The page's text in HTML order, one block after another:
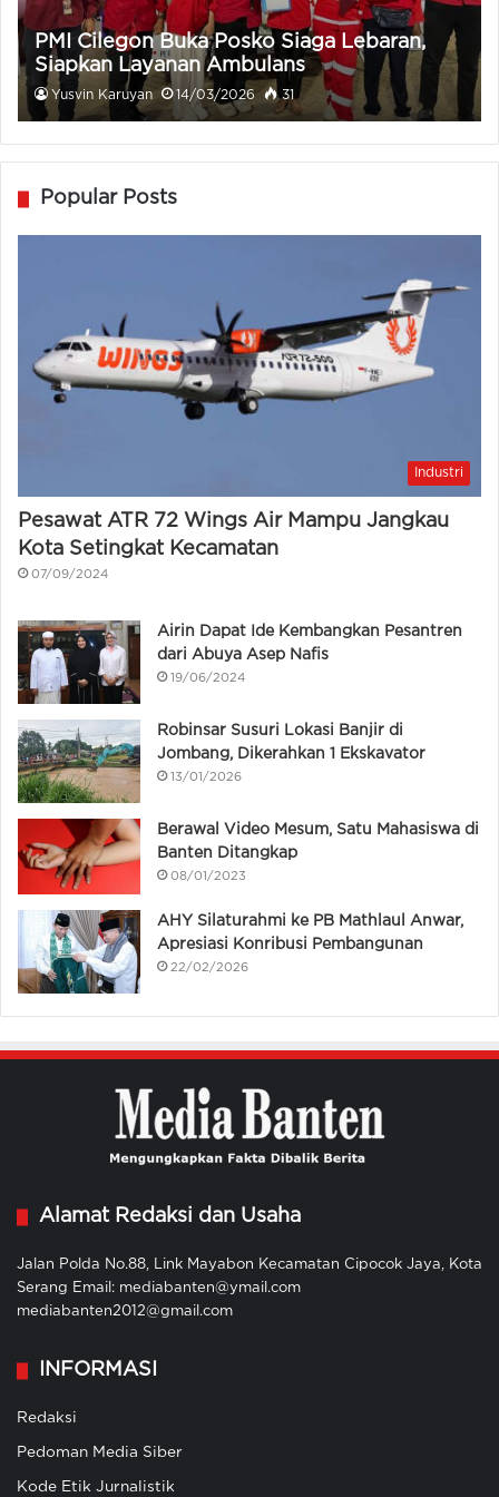
PMI Cilegon Buka Posko Siaga Lebaran,
Siapkan Layanan Ambulans
Yusvin Karuyan 14/03/2026 31
Popular Posts
Industri
Pesawat ATR 72 Wings Air Mampu Jangkau
Kota Setingkat Kecamatan
07/09/2024
Airin Dapat Ide Kembangkan Pesantren
dari Abuya Asep Nafis
19/06/2024
Robinsar Susuri Lokasi Banjir di
Jombang, Dikerahkan 1 Ekskavator
13/01/2026
Berawal Video Mesum, Satu Mahasiswa di
Banten Ditangkap
08/01/2023
AHY Silaturahmi ke PB Mathlaul Anwar,
Apresiasi Konribusi Pembangunan
22/02/2026
Alamat Redaksi dan Usaha
Jalan Polda No.88, Link Mayabon Kecamatan Cipocok Jaya, Kota
Serang Email: mediabanten@ymail.com
mediabanten2012@gmail.com
INFORMASI
Redaksi
Pedoman Media Siber
Kode Etik Jurnalistik